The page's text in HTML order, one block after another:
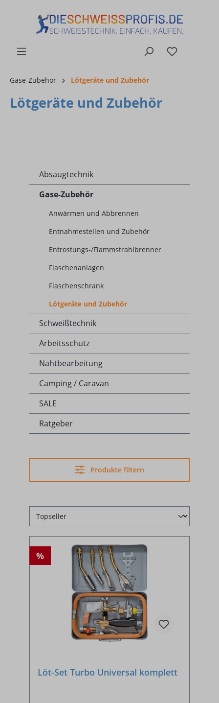
Gase-Zubehör Lötgeräte und Zubehör
Lötgeräte und Zubehör
Absaugtechnik
Gase-Zubehör
Anwärmen und Abbrennen
Entnahmestellen und Zubehör
Entrostungs-/Flammstrahlbrenner
Flaschenanlagen
Flaschenschrank
Lötgeräte und Zubehör
Schweißtechnik
Arbeitsschutz
Nahtbearbeitung
Camping / Caravan
SALE
Ratgeber
Produkte filtern
%
Löt-Set Turbo Universal komplett